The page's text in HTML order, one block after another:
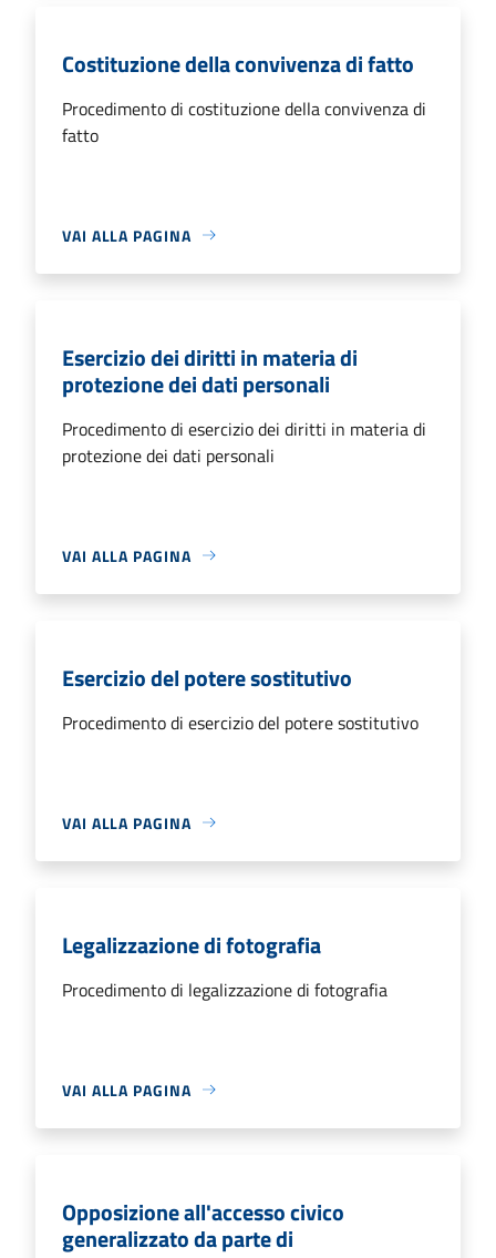
Costituzione della convivenza di fatto
Procedimento di costituzione della convivenza di
fatto
VAI ALLA PAGINA
Esercizio dei diritti in materia di
protezione dei dati personali
Procedimento di esercizio dei diritti in materia di
protezione dei dati personali
VAI ALLA PAGINA
Esercizio del potere sostitutivo
Procedimento di esercizio del potere sostitutivo
VAI ALLA PAGINA
Legalizzazione di fotografia
Procedimento di legalizzazione di fotografia
VAI ALLA PAGINA
Opposizione all'accesso civico
generalizzato da parte di